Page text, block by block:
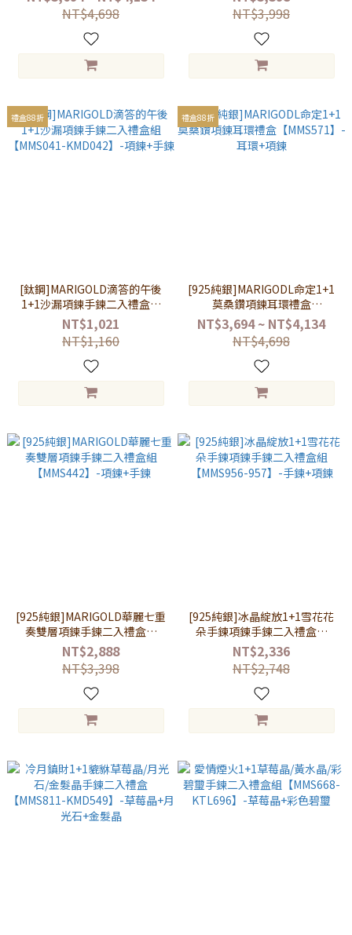
NT$4,698
NT$3,998
禮盒88折
[鈦鋼]MARIGOLD滴答的午後
1+1沙漏項鍊手鍊二入禮盒組
【MMS041-KMD042】-項鍊
+手鍊
NT$1,021
NT$1,160
禮盒88折
[925純銀]MARIGODL命定1+1
莫桑鑽項鍊耳環禮盒
【MMS571】-耳環+項鍊
NT$3,694 ~ NT$4,134
NT$4,698
[925純銀]MARIGOLD華麗七重
奏雙層項鍊手鍊二入禮盒組
【MMS442】-項鍊+手鍊
NT$2,888
NT$3,398
[925純銀]冰晶綻放1+1雪花花
朵手鍊項鍊手鍊二入禮盒組
【MMS956-957】-手鍊+項鍊
NT$2,336
NT$2,748